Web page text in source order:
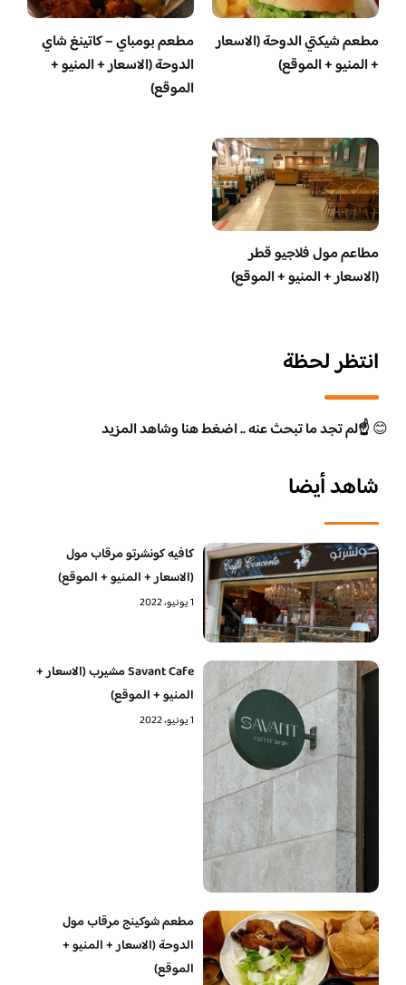
مطعم شيكتي الدوحة (الاسعار
+ المنيو + الموقع)
مطعم بومباي – كاتينغ شاي
الدوحة (الاسعار + المنيو +
الموقع)
مطاعم مول فلاجيو قطر
(الاسعار + المنيو + الموقع)
انتظر لحظة
😊☝️لم تجد ما تبحث عنه .. اضغط هنا وشاهد المزيد
شاهد أيضا
كافيه كونشرتو مرقاب مول
(الاسعار + المنيو + الموقع)
1 يونيو، 2022
Savant Cafe مشيرب (الاسعار +
المنيو + الموقع)
1 يونيو، 2022
مطعم شوكينج مرقاب مول
الدوحة (الاسعار + المنيو +
الموقع)